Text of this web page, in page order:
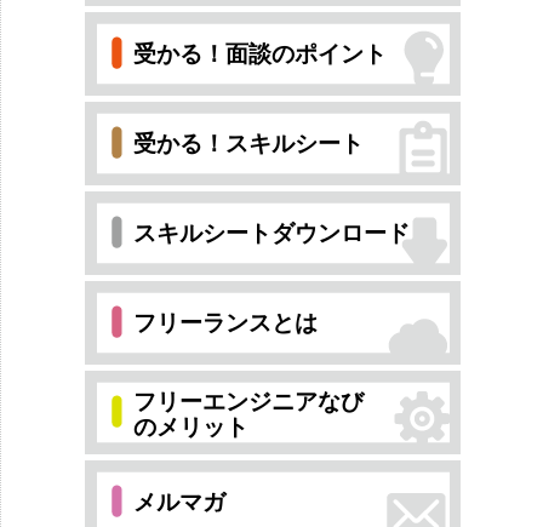
受かる！面談のポイント
受かる！スキルシート
スキルシートダウンロード
フリーランスとは
フリーエンジニアなび
のメリット
メルマガ